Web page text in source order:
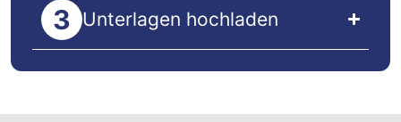
Unterlagen hochladen